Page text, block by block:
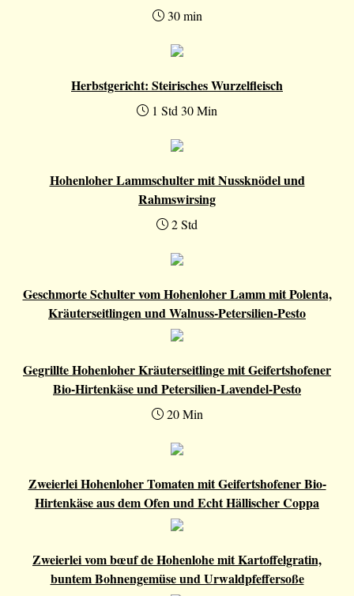
30 min
Herbstgericht: Steirisches Wurzelfleisch
1 Std 30 Min
Hohenloher Lammschulter mit Nussknödel und
Rahmswirsing
2 Std
Geschmorte Schulter vom Hohenloher Lamm mit Polenta,
Kräuterseitlingen und Walnuss-Petersilien-Pesto
Gegrillte Hohenloher Kräuterseitlinge mit Geifertshofener
Bio-Hirtenkäse und Petersilien-Lavendel-Pesto
20 Min
Zweierlei Hohenloher Tomaten mit Geifertshofener Bio-
Hirtenkäse aus dem Ofen und Echt Hällischer Coppa
Zweierlei vom bœuf de Hohenlohe mit Kartoffelgratin,
buntem Bohnengemüse und Urwaldpfeffersoße